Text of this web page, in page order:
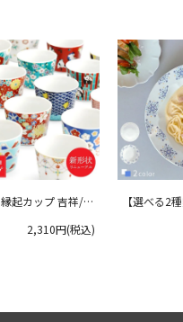
起カップ 吉祥/青
2,310円(税込)
【選べる2